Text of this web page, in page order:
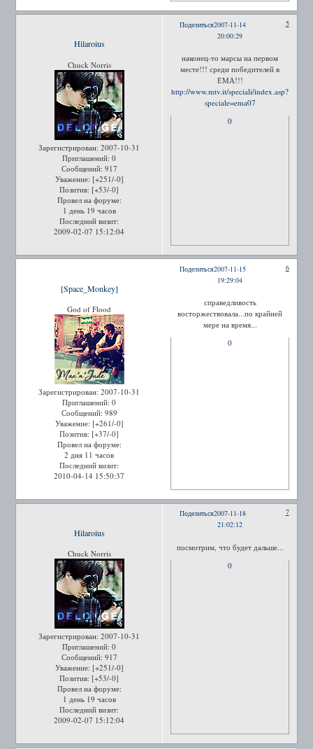
Поделиться 5
2007-11-14
20:00:29
Hilaroius
Chuck Norris
Зарегистрирован: 2007-10-31
Приглашений: 0
Сообщений: 917
Уважение: [+251/-0]
Позитив: [+53/-0]
Провел на форуме:
1 день 19 часов
Последний визит:
2009-02-07 15:12:04
наконец-то марсы на первом
месте!!! среди победителей в
ЕМА!!!
http://www.mtv.it/speciali/index.asp?
speciale=ema07
0
Поделиться 6
2007-11-15
19:29:04
[Space_Monkey]
God of Flood
Зарегистрирован: 2007-10-31
Приглашений: 0
Сообщений: 989
Уважение: [+261/-0]
Позитив: [+37/-0]
Провел на форуме:
2 дня 11 часов
Последний визит:
2010-04-14 15:50:37
справедливость
восторжествовала...по крайней
мере на время...
0
Поделиться 7
2007-11-18
21:02:12
Hilaroius
Chuck Norris
Зарегистрирован: 2007-10-31
Приглашений: 0
Сообщений: 917
Уважение: [+251/-0]
Позитив: [+53/-0]
Провел на форуме:
1 день 19 часов
Последний визит:
2009-02-07 15:12:04
посмотрим, что будет дальше...
0